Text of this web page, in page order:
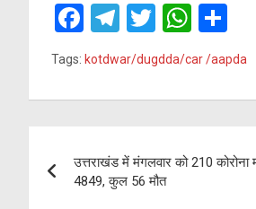
F
a
b
o
k
T
el
e
gr
m
T
wi
tt
er
W
at
s
p
h
e
Tags: kotdwar/dugdda/car /aapda
navigation
उत्तराखंड में मंगलवार को 210
4849, कुल 56 मौत